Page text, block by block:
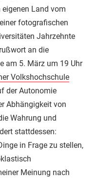
Land vom
fotografischen
Jahrzehnte
an die
am 5. März um 19 Uhr
Volkshochschule
der Autonomie
Abhängigkeit von
Wahrung und
stattdessen:
in Frage zu stellen,
Meinung nach